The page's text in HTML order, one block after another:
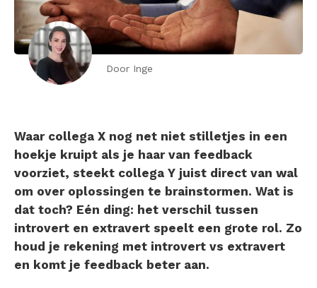
Door Inge
Waar collega X nog net niet stilletjes in een
hoekje kruipt als je haar van feedback
voorziet, steekt collega Y juist direct van wal
om over oplossingen te brainstormen. Wat is
dat toch? Eén ding: het verschil tussen
introvert en extravert speelt een grote rol. Zo
houd je rekening met introvert vs extravert
en komt je feedback beter aan.